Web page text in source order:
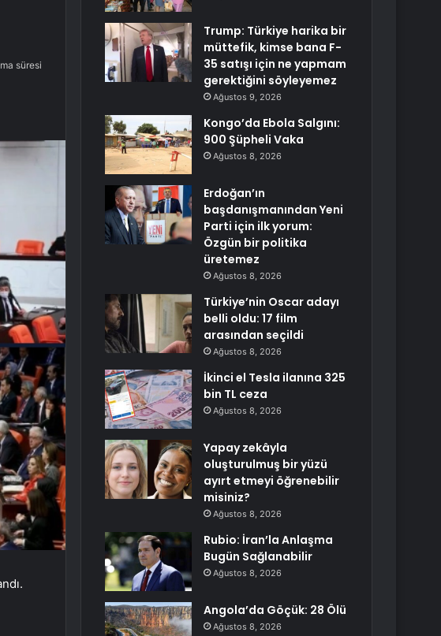
süresi
Trump: Türkiye harika bir
müttefik, kimse bana F-
35 satışı için ne yapmam
gerektiğini söyleyemez
Ağustos 9, 2026
Kongo’da Ebola Salgını:
900 Şüpheli Vaka
Ağustos 8, 2026
Erdoğan’ın
başdanışmanından Yeni
Parti için ilk yorum:
Özgün bir politika
üretemez
Ağustos 8, 2026
Türkiye’nin Oscar adayı
belli oldu: 17 film
arasından seçildi
Ağustos 8, 2026
İkinci el Tesla ilanına 325
bin TL ceza
Ağustos 8, 2026
Yapay zekâyla
oluşturulmuş bir yüzü
ayırt etmeyi öğrenebilir
misiniz?
Ağustos 8, 2026
Rubio: İran’la Anlaşma
Bugün Sağlanabilir
Ağustos 8, 2026
Angola’da Göçük: 28 Ölü
Ağustos 8, 2026